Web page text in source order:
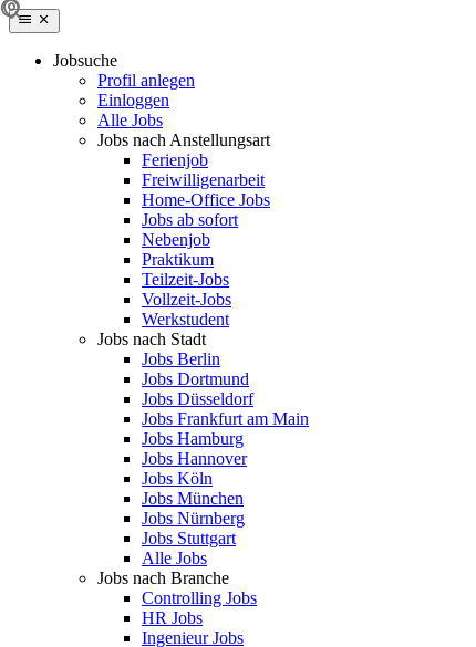
Jobsuche
Profil anlegen
Einloggen
Alle Jobs
Jobs nach Anstellungsart
Ferienjob
Freiwilligenarbeit
Home-Office Jobs
Jobs ab sofort
Nebenjob
Praktikum
Teilzeit-Jobs
Vollzeit-Jobs
Werkstudent
Jobs nach Stadt
Jobs Berlin
Jobs Dortmund
Jobs Düsseldorf
Jobs Frankfurt am Main
Jobs Hamburg
Jobs Hannover
Jobs Köln
Jobs München
Jobs Nürnberg
Jobs Stuttgart
Alle Jobs
Jobs nach Branche
Controlling Jobs
HR Jobs
Ingenieur Jobs